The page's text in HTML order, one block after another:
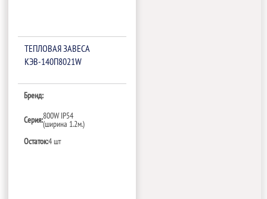
ТЕПЛОВАЯ ЗАВЕСА
КЭВ-140П8021W
Бренд:
Серия:800W IP54
(ширина 1.2м.)
Остаток:4 шт